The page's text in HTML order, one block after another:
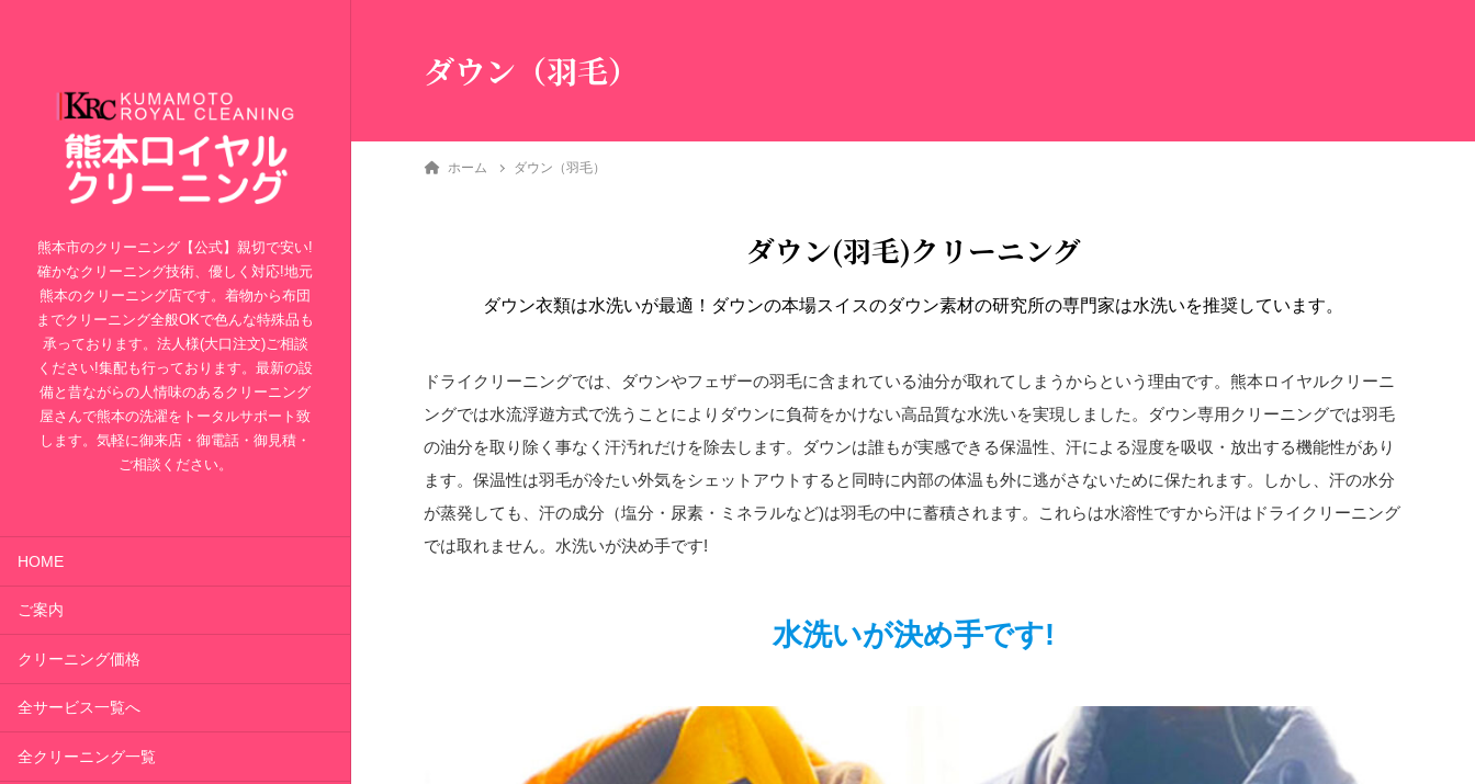
熊本市のクリーニング【公式】親切で安い!
確かなクリーニング技術、優しく対応!地元
熊本のクリーニング店です。着物から布団
までクリーニング全般OKで色んな特殊品も
承っております。法人様(大口注文)ご相談
ください!集配も行っております。最新の設
備と昔ながらの人情味のあるクリーニング
屋さんで熊本の洗濯をトータルサポート致
します。気軽に御来店・御電話・御見積・
ご相談ください。
HOME
ご案内
クリーニング価格
全サービス一覧へ
全クリーニング一覧
ダウン（羽毛）
ホーム ダウン（羽毛）
ダウン(羽毛)クリーニング
ダウン衣類は水洗いが最適！ダウンの本場スイスのダウン素材の研究所の専門家は水洗いを推奨しています。
ドライクリーニングでは、ダウンやフェザーの羽毛に含まれている油分が取れてしまうからという理由です。熊本ロイヤルクリーニ
ングでは水流浮遊方式で洗うことによりダウンに負荷をかけない高品質な水洗いを実現しました。ダウン専用クリーニングでは羽毛
の油分を取り除く事なく汗汚れだけを除去します。ダウンは誰もが実感できる保温性、汗による湿度を吸収・放出する機能性があり
ます。保温性は羽毛が冷たい外気をシェットアウトすると同時に内部の体温も外に逃がさないために保たれます。しかし、汗の水分
が蒸発しても、汗の成分（塩分・尿素・ミネラルなど)は羽毛の中に蓄積されます。これらは水溶性ですから汗はドライクリーニング
では取れません。水洗いが決め手です!
水洗いが決め手です!